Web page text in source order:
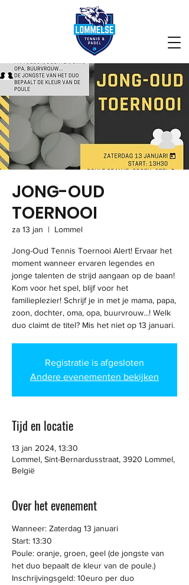
JONG-OUD
TOERNOOI
za 13 jan
  |
Lommel
Jong-Oud Tennis Toernooi Alert! Ervaar het
moment wanneer ervaren legendes en
jonge talenten de strijd aangaan op de baan!
Kom voor het spel, blijf voor het
familieplezier! Schrijf je in met je mama, papa,
zoon, dochter, oma, opa, buurvrouw...! Welk
duo claimt de titel? Mis het niet op 13 januari.
Registratie is afgesloten
Andere evenementen bekijken
Tijd en locatie
13 jan 2024, 13:30
Lommel, Sint-Bernardusstraat, 3920 Lommel,
België
Over het evenement
Wanneer: Zaterdag 13 januari
Start: 13:30
Poule: oranje, groen, geel (de jongste van
het duo bepaalt de kleur van de poule.)
Inschrijvingsgeld: 10euro per duo